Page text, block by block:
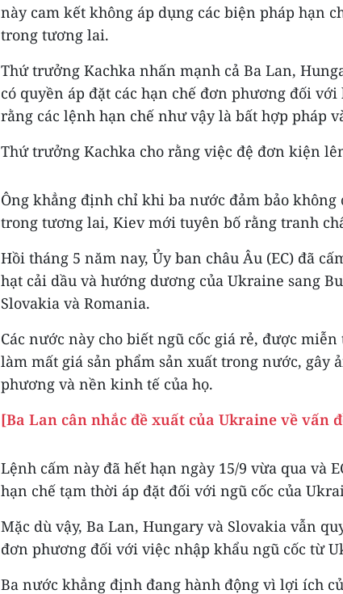
này cam kết không áp dụng các biện pháp hạn
trong tương lai.
Thứ trưởng Kachka nhấn mạnh cả Ba Lan,
có quyền áp đặt các hạn chế đơn phương đối
rằng các lệnh hạn chế như vậy là bất hợp pháp
Thứ trưởng Kachka cho rằng việc đệ đơn kiện
Ông khẳng định chỉ khi ba nước đảm bảo
trong tương lai, Kiev mới tuyên bố rằng tranh
Hồi tháng 5 năm nay, Ủy ban châu Âu (EC) đã
hạt cải dầu và hướng dương của Ukraine sang
Slovakia và Romania.
Các nước này cho biết ngũ cốc giá rẻ, được
làm mất giá sản phẩm sản xuất trong nước, gây
phương và nền kinh tế của họ.
[Ba Lan cân nhắc đề xuất của Ukraine về vấn
Lệnh cấm này đã hết hạn ngày 15/9 vừa qua và
hạn chế tạm thời áp đặt đối với ngũ cốc của
Mặc dù vậy, Ba Lan, Hungary và Slovakia vẫn
đơn phương đối với việc nhập khẩu ngũ cốc từ
Ba nước khẳng định đang hành động vì lợi ích